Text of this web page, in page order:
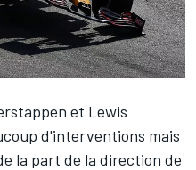
et Lewis
d'interventions mais
la part de la direction de